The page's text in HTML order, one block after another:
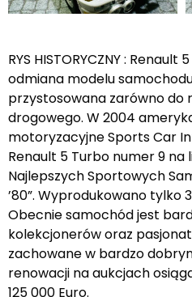
RYS HISTORYCZNY :
odmiana modelu
przystosowana zarówno do
drogowego. W 2004
motoryzacyjne Sports Car
Renault 5 Turbo numer 9 na
Najlepszych Sportowych
’80”. Wyprodukowano tylko
Obecnie samochód jest
kolekcjonerów oraz
zachowane w bardzo
renowacji na aukcjach
125 000 Euro.